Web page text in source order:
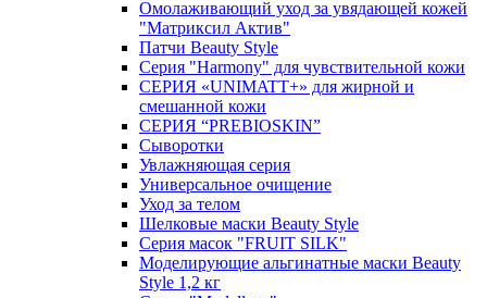
Омолаживающий уход за увядающей кожей
"Матриксил Актив"
Патчи Beauty Style
Серия "Harmony" для чувствительной кожи
СЕРИЯ «UNIMATT+» для жирной и
смешанной кожи
СЕРИЯ “PREBIOSKIN”
Сыворотки
Увлажняющая серия
Универсальное очищение
Уход за телом
Шелковые маски Beauty Style
Серия масок "FRUIT SILK"
Моделирующие альгинатные маски Beauty
Style 1,2 кг